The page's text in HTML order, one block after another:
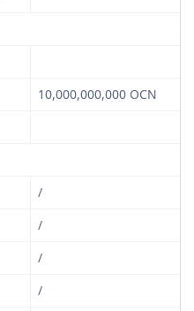
10,000,000,000 OCN
/
/
/
/